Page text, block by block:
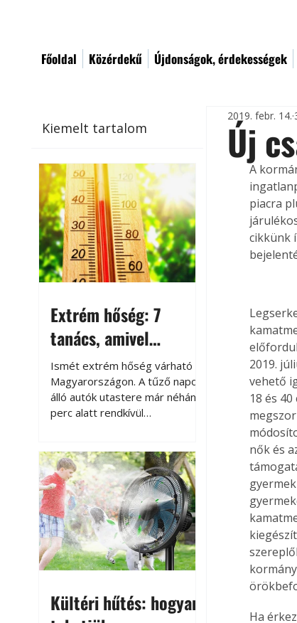
Főoldal Közérdekű Újdonságok, érdekességek
Kiemelt tartalom
Extrém hőség: 7
tanács, amivel
megóvhatjuk
autónkat a nyári
károktól
Ismét extrém hőség várható
Magyarországon. A tűző napon
álló autók utastere már néhány
perc alatt rendkívül
megközelítheti. Ez nemcsak a
beszállást teszi kellemetlenné,
hanem az autó állapotára és a
benne hagyott tárgyakra is
káros hatással lehet. Néhány
egyszerű óvintézkedéssel
azonban jelentősen
csökkenthetjük a hőség káros
Kültéri hűtés: hogyan
Új
2019. febr. 14.
A
piacra
cikkünk
2019.
vehető
18 és
nők és
Ha